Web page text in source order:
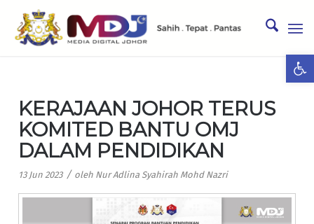
KERAJAAN JOHOR TERUS
KOMITED BANTU OMJ
DALAM PENDIDIKAN
13 Jun 2023 / oleh Nur Adlina Syahirah Mohd Nazri